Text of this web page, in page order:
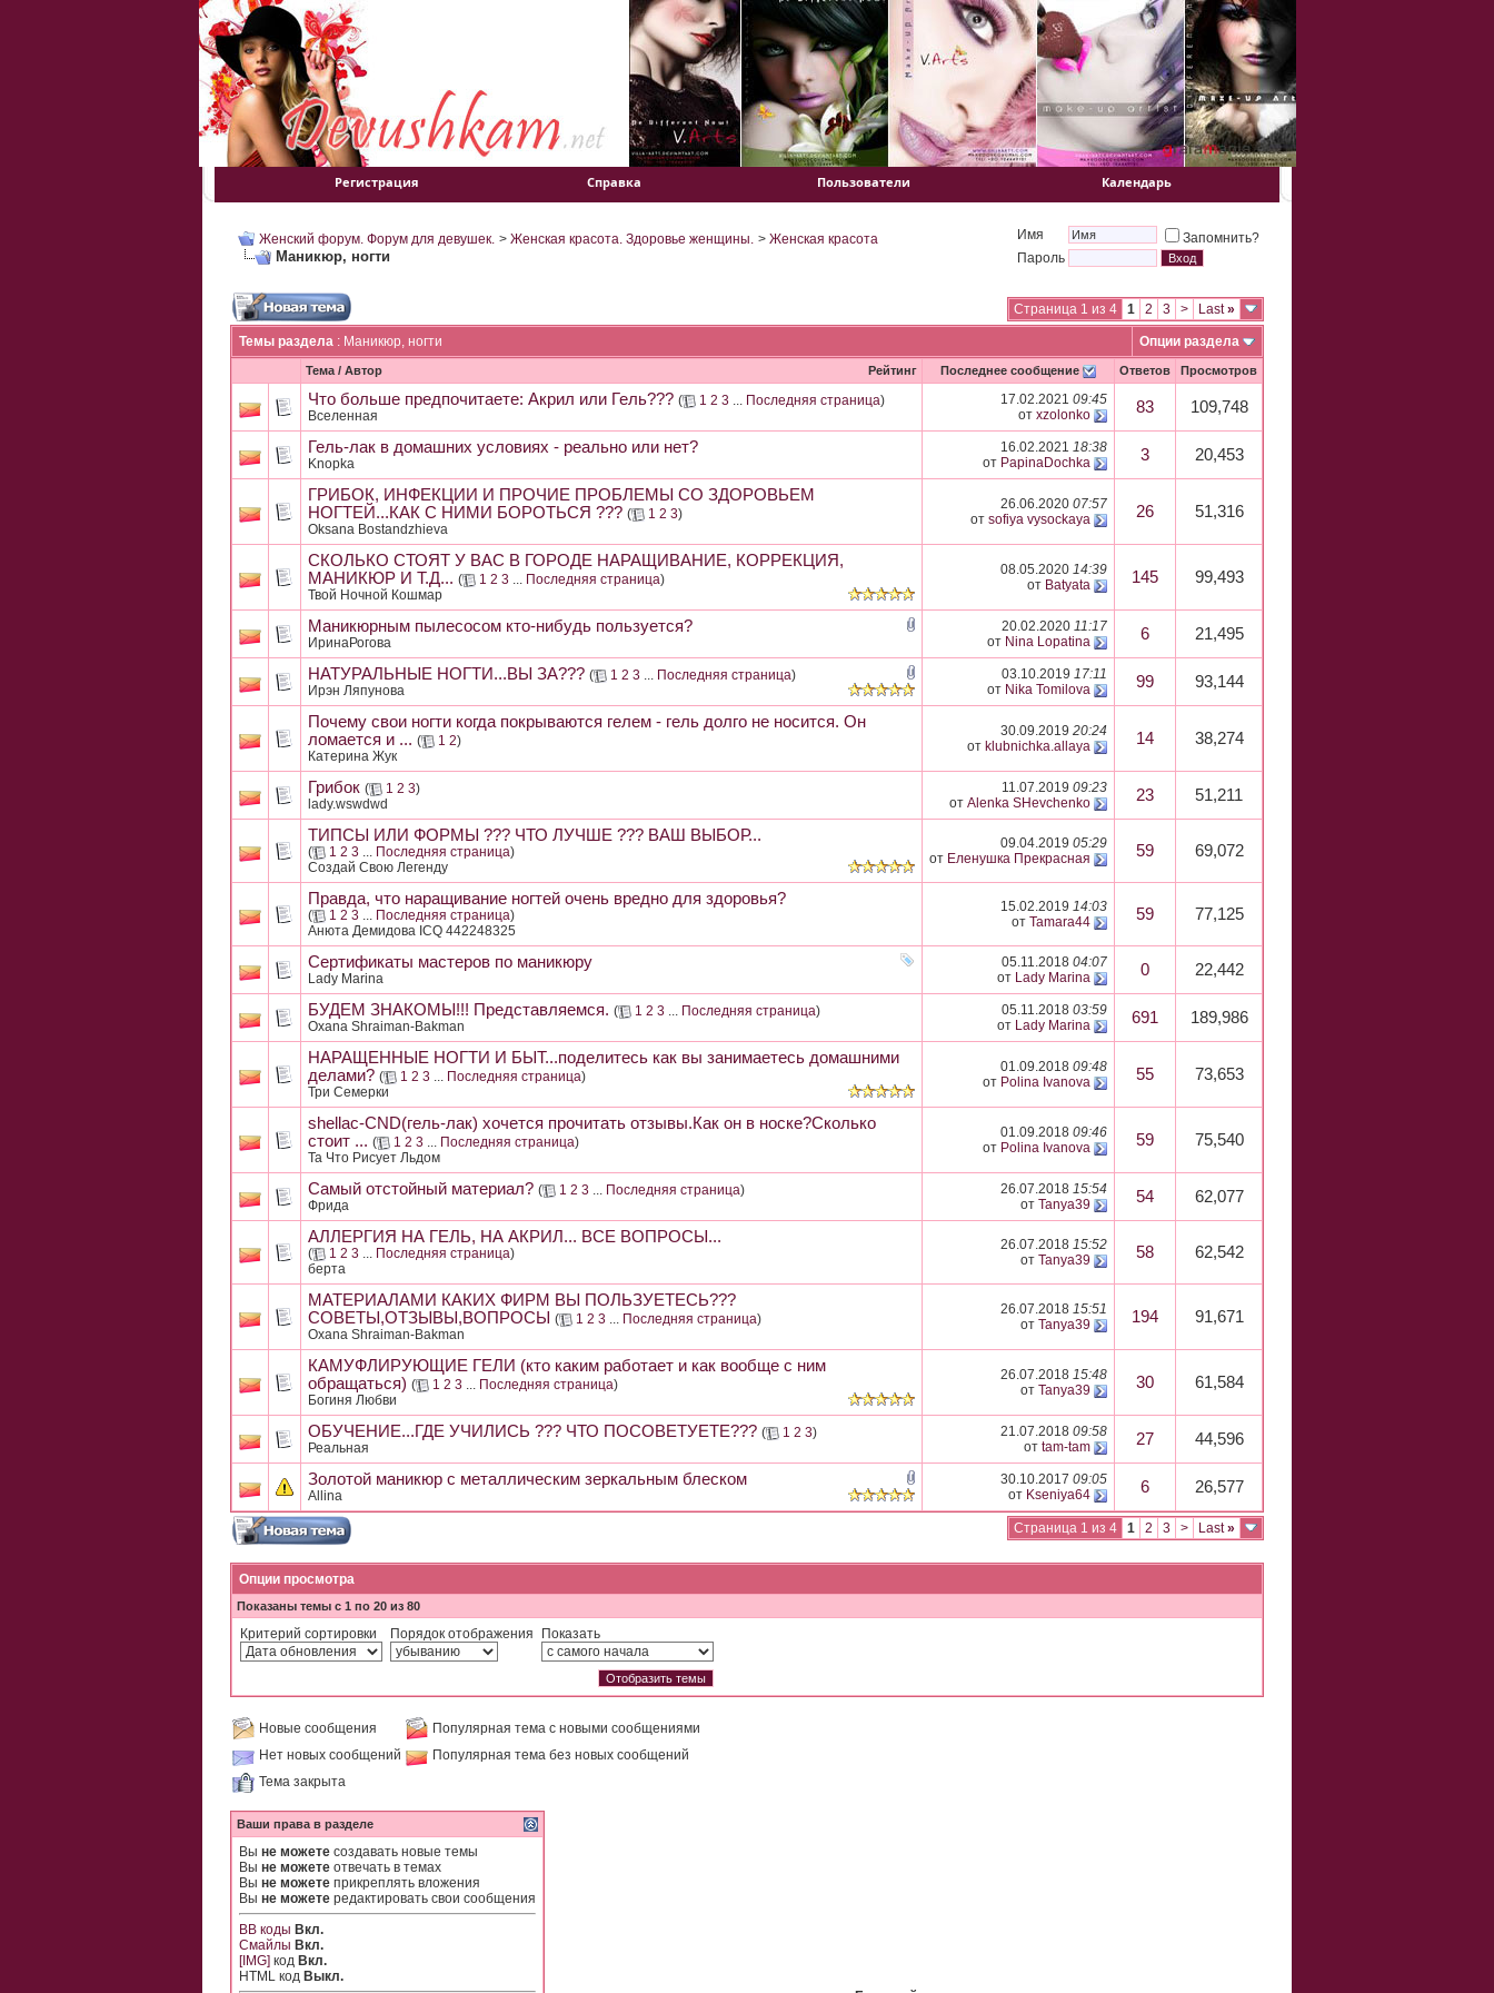
Регистрация Справка Пользователи Календарь
Женский форум. Форум для девушек. > Женская красота. Здоровье женщины. > Женская красота
Маникюр, ногти
Имя
Запомнить?
Пароль
Страница 1 из 4 1 2 3 > Last»
Темы раздела : Маникюр, ногти Опции раздела
Рейтинг
Тема / Автор Последнее сообщение Ответов Просмотров
Что больше предпочитаете: Акрил или Гель??? ( 1 2 3 ... Последняя страница)
Вселенная
17.02.2021 09:45
от xzolonko 83 109,748
Гель-лак в домашних условиях - реально или нет?
Knopka
16.02.2021 18:38
от PapinaDochka 3 20,453
ГРИБОК, ИНФЕКЦИИ И ПРОЧИЕ ПРОБЛЕМЫ СО ЗДОРОВЬЕМ
НОГТЕЙ...КАК С НИМИ БОРОТЬСЯ ??? ( 1 2 3)
Oksana Bostandzhieva
26.06.2020 07:57
от sofiya vysockaya 26 51,316
СКОЛЬКО СТОЯТ У ВАС В ГОРОДЕ НАРАЩИВАНИЕ, КОРРЕКЦИЯ,
МАНИКЮР И Т.Д... ( 1 2 3 ... Последняя страница)
Твой Ночной Кошмар
08.05.2020 14:39
от Batyata 145 99,493
Маникюрным пылесосом кто-нибудь пользуется?
ИринаРогова
20.02.2020 11:17
от Nina Lopatina 6 21,495
НАТУРАЛЬНЫЕ НОГТИ...ВЫ ЗА??? ( 1 2 3 ... Последняя страница)
Ирэн Ляпунова
03.10.2019 17:11
от Nika Tomilova 99 93,144
Почему свои ногти когда покрываются гелем - гель долго не носится. Он
ломается и ... ( 1 2)
Катерина Жук
30.09.2019 20:24
от klubnichka.allaya 14 38,274
Грибок ( 1 2 3)
lady.wswdwd
11.07.2019 09:23
от Alenka SHevchenko 23 51,211
ТИПСЫ ИЛИ ФОРМЫ ??? ЧТО ЛУЧШЕ ??? ВАШ ВЫБОР...
( 1 2 3 ... Последняя страница)
Создай Свою Легенду
09.04.2019 05:29
от Еленушка Прекрасная 59 69,072
Правда, что наращивание ногтей очень вредно для здоровья?
( 1 2 3 ... Последняя страница)
Анюта Демидова ICQ 442248325
15.02.2019 14:03
от Tamara44 59 77,125
Сертификаты мастеров по маникюру
Lady Marina
05.11.2018 04:07
от Lady Marina 0 22,442
БУДЕМ ЗНАКОМЫ!!! Представляемся. ( 1 2 3 ... Последняя страница)
Oxana Shraiman-Bakman
05.11.2018 03:59
от Lady Marina 691 189,986
НАРАЩЕННЫЕ НОГТИ И БЫТ...поделитесь как вы занимаетесь домашними
делами? ( 1 2 3 ... Последняя страница)
Три Семерки
01.09.2018 09:48
от Polina Ivanova 55 73,653
shellac-CND(гель-лак) хочется прочитать отзывы.Как он в носке?Сколько
стоит ... ( 1 2 3 ... Последняя страница)
Та Что Рисует Льдом
01.09.2018 09:46
от Polina Ivanova 59 75,540
Самый отстойный материал? ( 1 2 3 ... Последняя страница)
Фрида
26.07.2018 15:54
от Tanya39 54 62,077
АЛЛЕРГИЯ НА ГЕЛЬ, НА АКРИЛ... ВСЕ ВОПРОСЫ...
( 1 2 3 ... Последняя страница)
берта
26.07.2018 15:52
от Tanya39 58 62,542
МАТЕРИАЛАМИ КАКИХ ФИРМ ВЫ ПОЛЬЗУЕТЕСЬ???
СОВЕТЫ,ОТЗЫВЫ,ВОПРОСЫ ( 1 2 3 ... Последняя страница)
Oxana Shraiman-Bakman
26.07.2018 15:51
от Tanya39 194 91,671
КАМУФЛИРУЮЩИЕ ГЕЛИ (кто каким работает и как вообще с ним
обращаться) ( 1 2 3 ... Последняя страница)
Богиня Любви
26.07.2018 15:48
от Tanya39 30 61,584
ОБУЧЕНИЕ...ГДЕ УЧИЛИСЬ ??? ЧТО ПОСОВЕТУЕТЕ??? ( 1 2 3)
Реальная
21.07.2018 09:58
от tam-tam 27 44,596
Золотой маникюр с металлическим зеркальным блеском
Allina
30.10.2017 09:05
от Kseniya64 6 26,577
Страница 1 из 4 1 2 3 > Last»
Опции просмотра
Показаны темы с 1 по 20 из 80
Критерий сортировки Порядок отображения Показать
Новые сообщения
Популярная тема с новыми сообщениями
Нет новых сообщений
Популярная тема без новых сообщений
Тема закрыта
Ваши права в разделе
Вы не можете создавать новые темы
Вы не можете отвечать в темах
Вы не можете прикреплять вложения
Вы не можете редактировать свои сообщения
BB коды Вкл.
Смайлы Вкл.
[IMG] код Вкл.
HTML код Выкл.